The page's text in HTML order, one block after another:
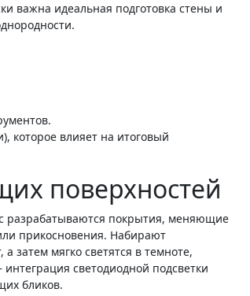
важна идеальная подготовка стены и
которое влияет на итоговый
поверхностей
разрабатываются покрытия, меняющие
прикосновения. Набирают
затем мягко светятся в темноте,
светодиодной подсветки
бликов.